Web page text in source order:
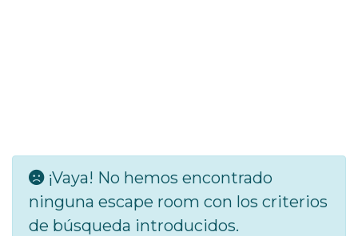
¡Vaya! No hemos encontrado
ninguna escape room con los criterios
de búsqueda introducidos.